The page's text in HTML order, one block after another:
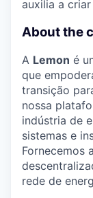
auxilia a
About the
A Lemon é
que
transição
nossa
indústria de
sistemas e
Fornecemos
rede de